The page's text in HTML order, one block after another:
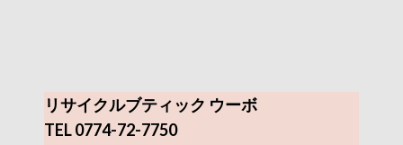
リサイクルブティック ウーボ
TEL 0774-72-7750